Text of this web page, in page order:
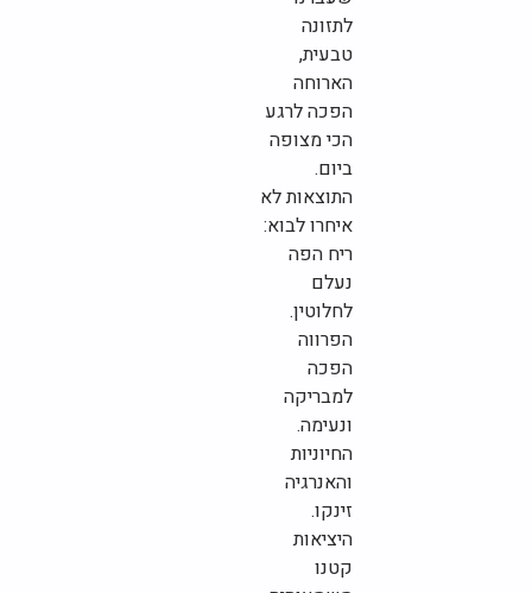
לתזונה
טבעית,
הארוחה
הפכה לרגע
הכי מצופה
ביום.
התוצאות לא
איחרו לבוא:
ריח הפה
נעלם
לחלוטין.
הפרווה
הפכה
למבריקה
ונעימה.
החיוניות
והאנרגיה
זינקו.
היציאות
קטנו